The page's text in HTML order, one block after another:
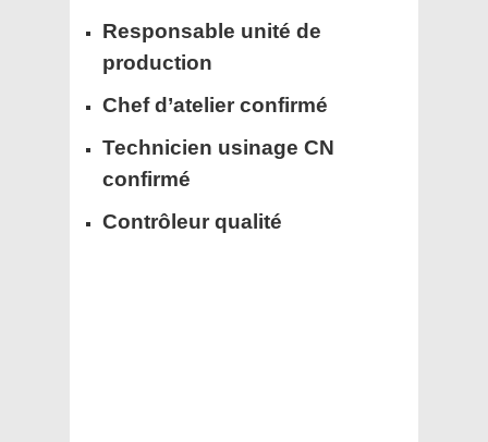
Responsable unité de
production
Chef d’atelier confirmé
Technicien usinage CN
confirmé
Contrôleur qualité